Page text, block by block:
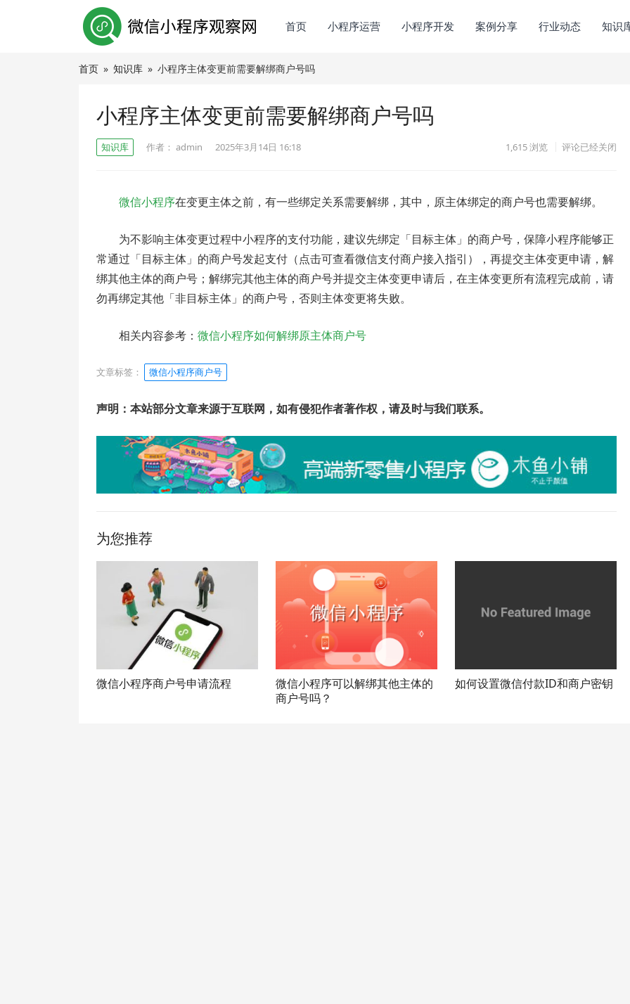
首页 小程序运营 小程序开发 案例分享 行业动态 知识
首页 » 知识库 » 小程序主体变更前需要解绑商户号吗
小程序主体变更前需要解绑商户号吗
知识库 作者： admin 2025年3月14日 16:18 1,615浏览 评论已经关闭
微信小程序在变更主体之前，有一些绑定关系需要解绑，其中，原主体绑定的商户号也需要解绑。
为不影响主体变更过程中小程序的支付功能，建议先绑定「目标主体」的商户号，保障小程序能够正
常通过「目标主体」的商户号发起支付（点击可查看微信支付商户接入指引），再提交主体变更申请，解
绑其他主体的商户号；解绑完其他主体的商户号并提交主体变更申请后，在主体变更所有流程完成前，请
勿再绑定其他「非目标主体」的商户号，否则主体变更将失败。
相关内容参考： 微信小程序如何解绑原主体商户号
文章标签： 微信小程序商户号
声明：本站部分文章来源于互联网，如有侵犯作者著作权，请及时与我们联系。
为您推荐
微信小程序商户号申请流程
微信小程序可以解绑其他主体的
商户号吗？
如何设置微信付款ID和商户密钥